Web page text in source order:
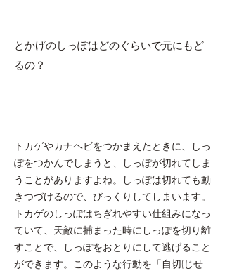
とかげのしっぽはどのぐらいで元にもど
るの？
トカゲやカナヘビをつかまえたときに、しっ
ぽをつかんでしまうと、しっぽが切れてしま
うことがありますよね。しっぽは切れても動
きつづけるので、びっくりしてしまいます。
トカゲのしっぽはちぎれやすい仕組みになっ
ていて、天敵に捕まった時にしっぽを切り離
すことで、しっぽをおとりにして逃げること
ができます。このような行動を「自切(じせ